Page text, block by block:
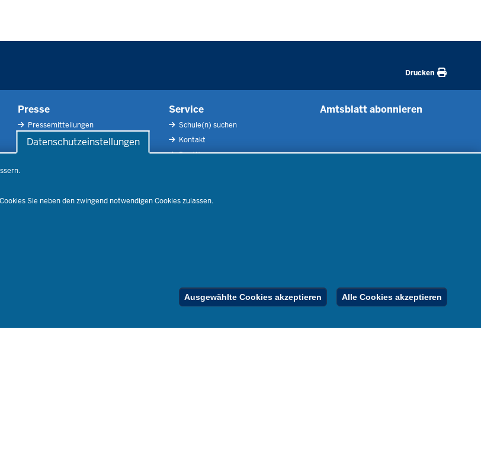
Datenschutzeinstellungen
Sie neben den zwingend notwendigen Cookies zulassen.
Ausgewählte Cookies akzeptieren Alle Cookies akzeptieren
Drucken
Presse
Pressemitteilungen
Pressefotos
Service
Schule(n) suchen
Kontakt
Der Weg zu uns
RSS-Feed
Amtsblatt abonnieren
Inhalt Impressum Datenschutz